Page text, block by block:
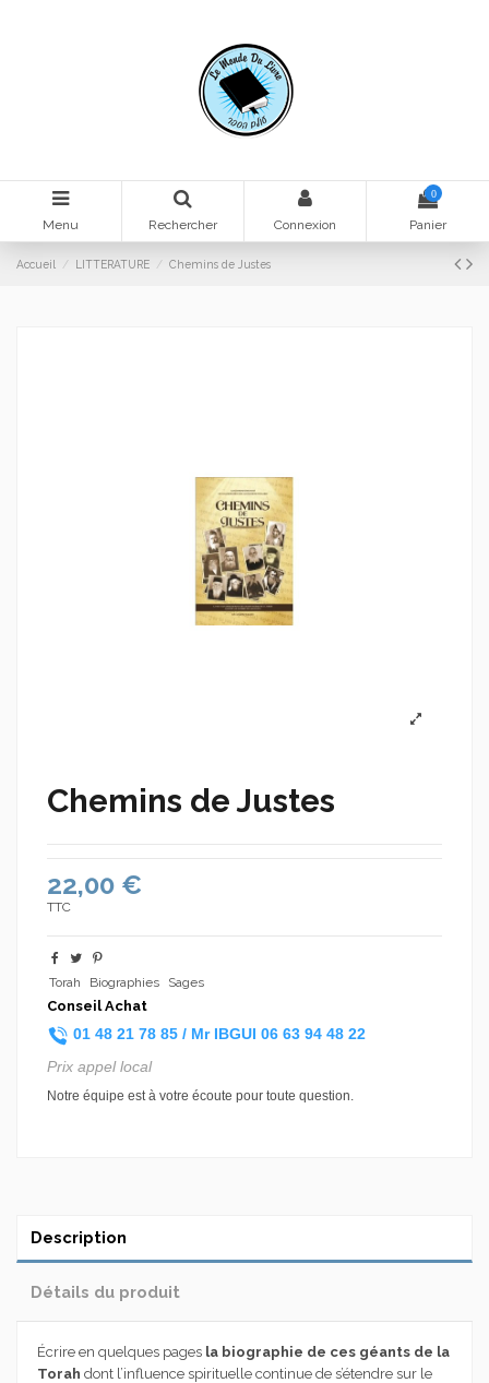
Menu Rechercher Connexion
0
Panier
Accueil LITTERATURE Chemins de Justes
Chemins de Justes
22,00 €
TTC
Torah Biographies Sages
Conseil Achat
01 48 21 78 85 / Mr IBGUI 06 63 94 48 22
Prix appel local
Notre équipe est à votre écoute pour toute question.
Description
Détails du produit
Écrire en quelques pages la biographie de ces géants de la
Torah dont l’influence spirituelle continue de s’étendre sur le